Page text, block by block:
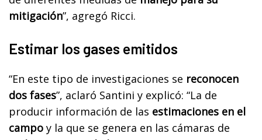
mitigación”, agregó Ricci.
Estimar los gases emitidos
“En este tipo de investigaciones se reconocen
dos fases”, aclaró Santini y explicó: “La de
producir información de las estimaciones en el
campo y la que se genera en las cámaras de